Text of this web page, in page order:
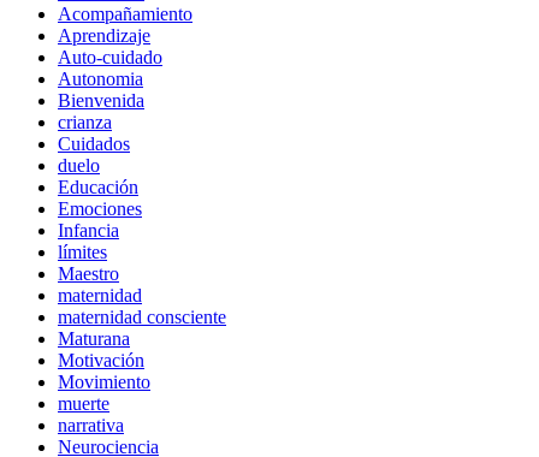
Acompañamiento
Aprendizaje
Auto-cuidado
Autonomia
Bienvenida
crianza
Cuidados
duelo
Educación
Emociones
Infancia
límites
Maestro
maternidad
maternidad consciente
Maturana
Motivación
Movimiento
muerte
narrativa
Neurociencia